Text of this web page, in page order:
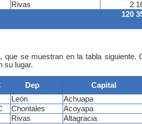
120
Rivas 2
que se muestran en la tabla
su lugar.
Dep Capital
León Achuapa
Chontales Acoyapa
Rivas Altagracia